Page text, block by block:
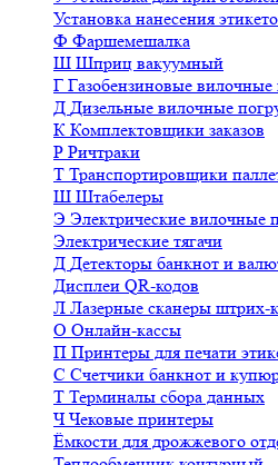
Установка нанесения
Ф Фаршемешалка
Ш Шприц вакуумный
Г Газобензиновые вилочные
Д Дизельные вилочные
К Комплектовщики заказов
Р Ричтраки
Т Транспортировщики
Ш Штабелеры
Э Электрические вилочные
Электрические тягачи
Д Детекторы банкнот и
Дисплеи QR-кодов
Л Лазерные сканеры штрих-
О Онлайн-кассы
П Принтеры для печати
С Счетчики банкнот и
Т Терминалы сбора данных
ЧЧековые принтеры
Ёмкости для дрожжевого